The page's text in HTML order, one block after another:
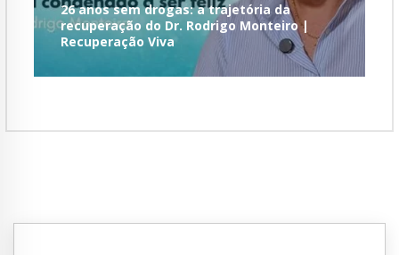
26 anos sem drogas: a trajetória da
recuperação do Dr. Rodrigo Monteiro |
Recuperação Viva